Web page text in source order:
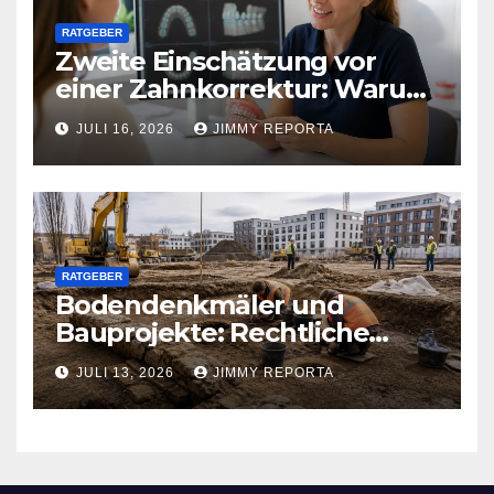
RATGEBER
Zweite Einschätzung vor
einer Zahnkorrektur: Warum
sich ein weiterer Blick lohnen
kann
JULI 16, 2026 JIMMY REPORTA
RATGEBER
Bodendenkmäler und
Bauprojekte: Rechtliche
Pflichten und praktischer
Ablauf
JULI 13, 2026 JIMMY REPORTA